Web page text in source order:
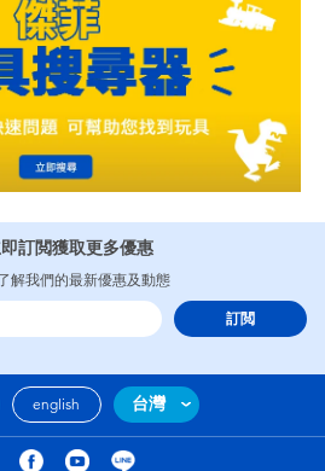
訂閲獲取更多優惠
解我們的最新優惠及動態
訂閲
english 台灣